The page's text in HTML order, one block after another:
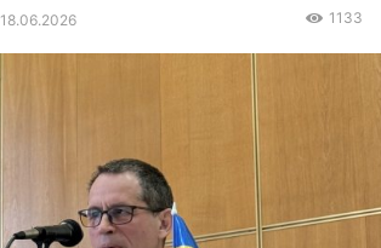
18.06.2026 1133